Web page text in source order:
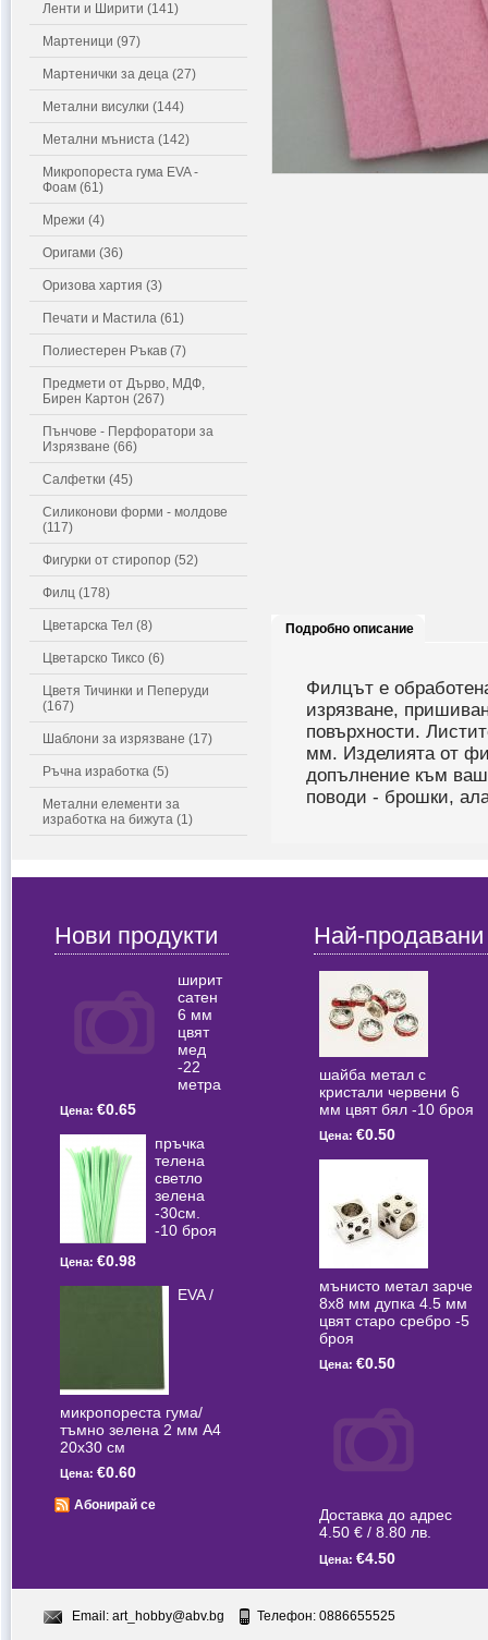
Ленти и Ширити (141)
Мартеници (97)
Мартенички за деца (27)
Метални висулки (144)
Метални мъниста (142)
Микропореста гума EVA -
Фоам (61)
Мрежи (4)
Оригами (36)
Оризова хартия (3)
Печати и Мастила (61)
Полиестерен Ръкав (7)
Предмети от Дърво, МДФ,
Бирен Картон (267)
Пънчове - Перфоратори за
Изрязване (66)
Салфетки (45)
Силиконови форми - молдове
(117)
Фигурки от стиропор (52)
Филц (178)
Цветарска Тел (8)
Цветарско Тиксо (6)
Цветя Тичинки и Пеперуди
(167)
Шаблони за изрязване (17)
Ръчна изработка (5)
Метални елементи за
изработка на бижута (1)
Подробно описание
Филцът е
изрязване,
повърхности.
мм. Изделията от
допълнение към
поводи - брошки,
Нови продукти
ширит
сатен
6 мм
цвят
мед
-22
метра
Цена: €0.65
пръчка
телена
светлo
зелена
-30см.
-10 броя
Цена: €0.98
EVA /
микропореста гума/
тъмно зелена 2 мм А4
20x30 см
Цена: €0.60
Абонирай се
Най-продавани
шайба метал с
кристали червени 6
мм цвят бял -10 броя
Цена: €0.50
мънисто метал зарче
8x8 мм дупка 4.5 мм
цвят старо сребро -5
броя
Цена: €0.50
Доставка до адрес
4.50 € / 8.80 лв.
Цена: €4.50
Email: art_hobby@abv.bg Телефон: 0886655525